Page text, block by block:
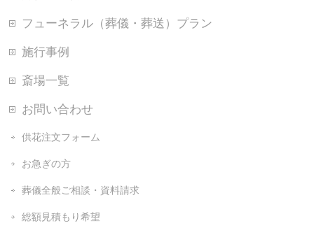
フューネラル（葬儀・葬送）プラン
施行事例
斎場一覧
お問い合わせ
供花注文フォーム
お急ぎの方
葬儀全般ご相談・資料請求
総額見積もり希望